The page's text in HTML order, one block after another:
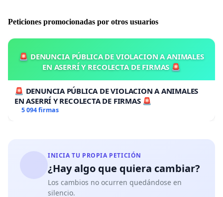
Peticiones promocionadas por otros usuarios
🚨 DENUNCIA PÚBLICA DE VIOLACION A ANIMALES
EN ASERRÍ Y RECOLECTA DE FIRMAS 🚨
🚨 DENUNCIA PÚBLICA DE VIOLACION A ANIMALES
EN ASERRÍ Y RECOLECTA DE FIRMAS 🚨
5 094 firmas
INICIA TU PROPIA PETICIÓN
¿Hay algo que quiera cambiar?
Los cambios no ocurren quedándose en
silencio.